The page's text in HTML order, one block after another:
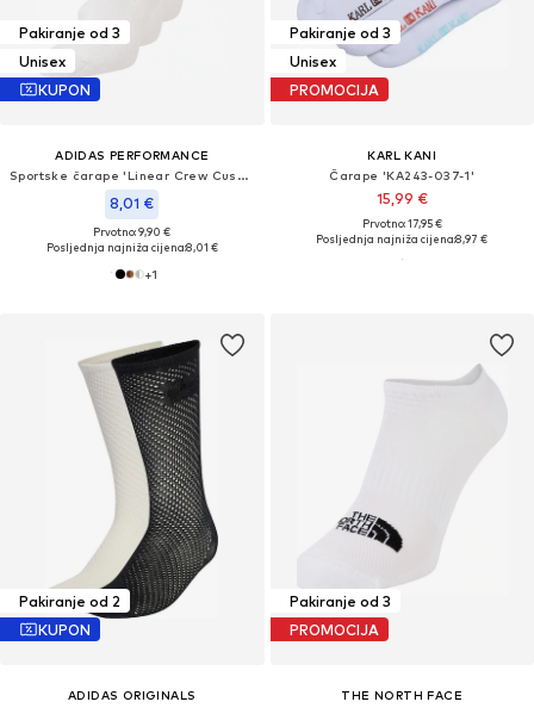
Pakiranje od 3
Unisex
KUPON
ADIDAS PERFORMANCE
Sportske čarape 'Linear Crew Cushioned 3 Pairs'
8,01 €
Prvotno: 9,90 €
Posljednja najniža cijena:8,01 €
+1
Pakiranje od 3
Unisex
PROMOCIJA
KARL KANI
Čarape 'KA243-037-1'
15,99 €
Prvotno: 17,95 €
Posljednja najniža cijena:8,97 €
Pakiranje od 2
KUPON
ADIDAS ORIGINALS
Pakiranje od 3
PROMOCIJA
THE NORTH FACE